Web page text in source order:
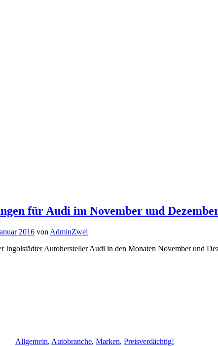
für Audi im November und
2016 von AdminZwei
Ingolstädter Autohersteller Audi in den Monaten November und
Allgemein, Autobranche, Marken, Preisverdächtig!